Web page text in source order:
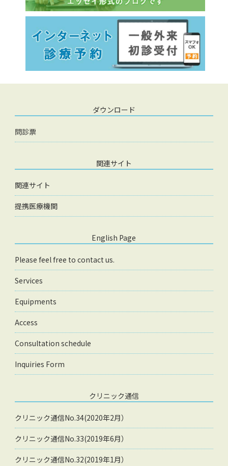
ダウンロード
問診票
関連サイト
関連サイト
提携医療機関
English Page
Please feel free to contact us.
Services
Equipments
Access
Consultation schedule
Inquiries Form
クリニック通信
クリニック通信No.34(2020年2月）
クリニック通信No.33(2019年6月）
クリニック通信No.32(2019年1月）